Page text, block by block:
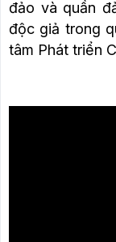
đảo và quần
độc giả trong
tâm Phát triển